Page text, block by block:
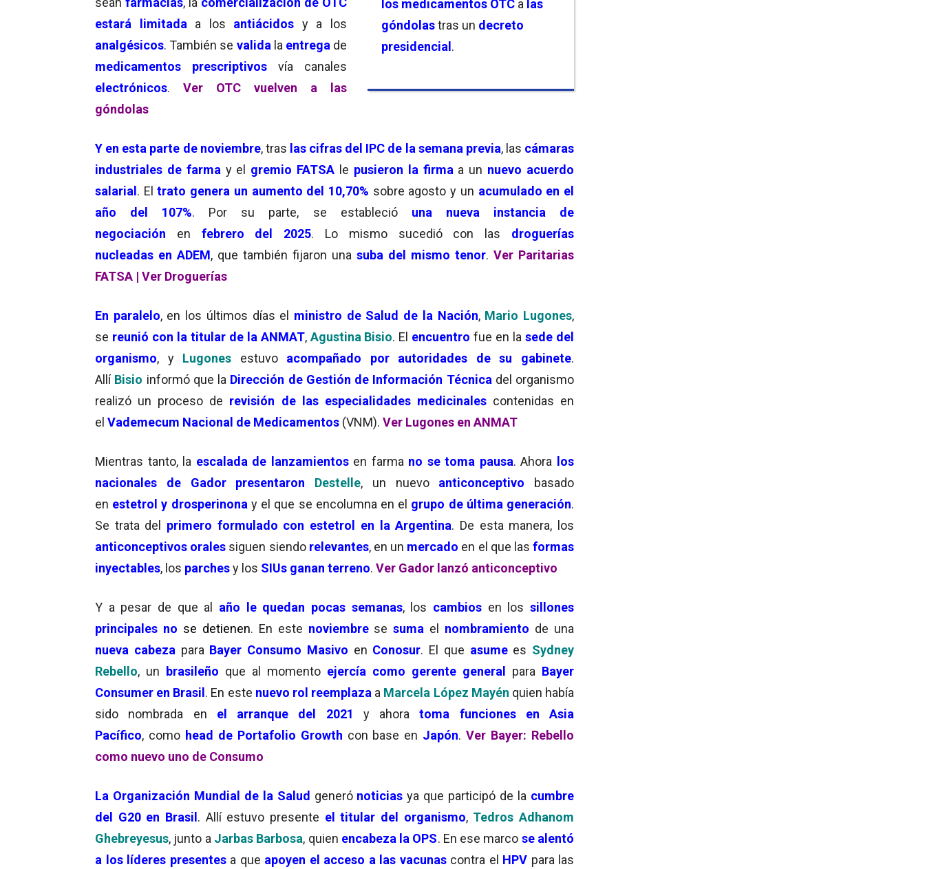
los medicamentos OTC a las
góndolastras un decreto
presidencial.
estará limitada a los antiácidos y a los
analgésicos. También se valida la entrega de
medicamentos prescriptivos vía canales
electrónicos. Ver OTC vuelven a las
góndolas
Y en esta parte de noviembre, tras las cifras del IPC de la semana previa, las cámaras
industriales de farma y el gremio FATSA le pusieron la firma a un nuevo acuerdo
salarial. El trato genera un aumento del 10,70% sobre agosto y un acumulado en el
año del 107%. Por su parte, se estableció
una nueva instancia de
negociación
en febrero del 2025. Lo mismo sucedió con las droguerías
nucleadas en ADEM, que también fijaron una suba del mismo tenor. Ver Paritarias
FATSA | Ver Droguerías
En paralelo, en los últimos días el ministro de Salud de la Nación, Mario Lugones,
se reunió con la titular de la ANMAT, Agustina Bisio. El encuentro fue en lasede del
organismo, y Lugones estuvo acompañado por autoridades de su gabinete.
Allí Bisio informó que la Dirección de Gestión de Información Técnica del organismo
realizó un proceso de revisión de las especialidades medicinales contenidas en
el Vademecum Nacional de Medicamentos (VNM). Ver Lugones en ANMAT
Mientras tanto, la escalada de lanzamientos en farma no se toma pausa. Ahora los
nacionales de Gador presentaron Destelle, un nuevo anticonceptivo
basado
en estetrol y drosperinona y el que se encolumna en el grupo de última generación.
Se trata del primero formulado con estetrol en la Argentina. De esta manera, los
anticonceptivos orales siguen siendorelevantes, en un mercado en el que las formas
inyectables, los parchesy los SIUs ganan terreno. Ver Gador lanzó anticonceptivo
Y a pesar de que al año le quedan pocas semanas, los cambios en lossillones
principales no se detienen. En este noviembre sesuma el nombramiento de una
nueva cabeza para Bayer Consumo Masivo en Conosur. El que asume es Sydney
Rebello, un brasileño que al momento ejercía como gerente general para Bayer
Consumer en Brasil. En este nuevo rol reemplaza a Marcela López Mayén quien había
sido nombrada en
el arranque del 2021 y ahoratoma funciones en Asia
Pacífico, comohead de Portafolio Growth con base en Japón.Ver Bayer: Rebello
como nuevo uno de Consumo
La Organización Mundial de la Salud generó noticias ya que participó de la cumbre
del G20 en Brasil. Allí estuvo presente el titular del organismo, Tedros Adhanom
Ghebreyesus, junto a Jarbas Barbosa, quien encabeza la OPS. En ese marco se alentó
a los líderes presentesa que apoyen el acceso a las vacunascontra el HPV para las